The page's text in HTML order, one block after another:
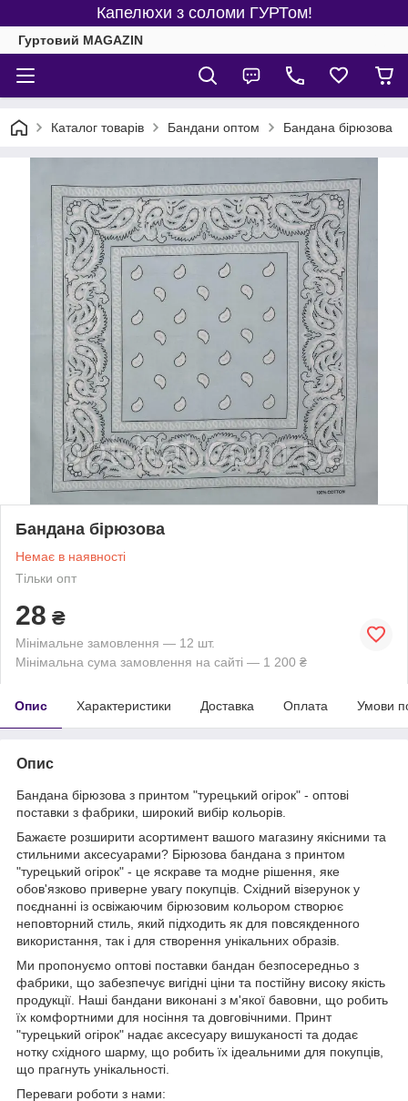
Капелюхи з соломи ГУРТом!
Гуртовий MAGAZIN
Каталог товарів Бандани оптом Бандана бірюзова
Бандана бірюзова
Немає в наявності
Тільки опт
28 ₴
Мінімальне замовлення — 12 шт.
Мінімальна сума замовлення на сайті — 1 200 ₴
Опис Характеристики Доставка Оплата Умови
Опис
Бандана бірюзова з принтом "турецький огірок" - оптові
поставки з фабрики, широкий вибір кольорів.
Бажаєте розширити асортимент вашого магазину якісними та
стильними аксесуарами? Бірюзова бандана з принтом
"турецький огірок" - це яскраве та модне рішення, яке
обов'язково приверне увагу покупців. Східний візерунок у
поєднанні із освіжаючим бірюзовим кольором створює
неповторний стиль, який підходить як для повсякденного
використання, так і для створення унікальних образів.
Ми пропонуємо оптові поставки бандан безпосередньо з
фабрики, що забезпечує вигідні ціни та постійну високу якість
продукції. Наші бандани виконані з м'якої бавовни, що робить
їх комфортними для носіння та довговічними. Принт
"турецький огірок" надає аксесуару вишуканості та додає
нотку східного шарму, що робить їх ідеальними для покупців,
що прагнуть унікальності.
Переваги роботи з нами: